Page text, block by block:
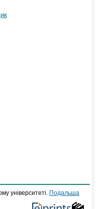
університеті.
Подальша